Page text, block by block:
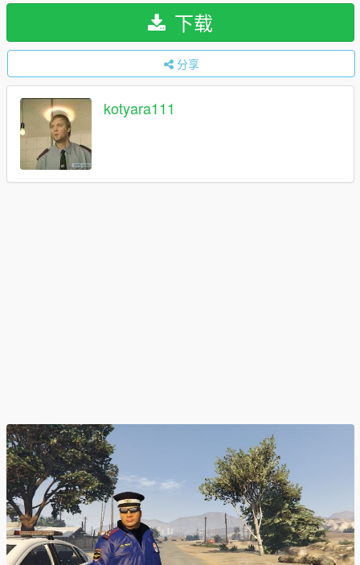
下载
分享
kotyara111